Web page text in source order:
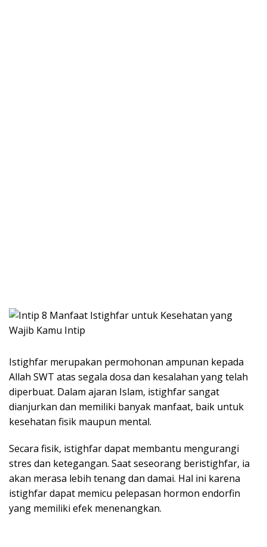
Istighfar merupakan permohonan ampunan kepada
Allah SWT atas segala dosa dan kesalahan yang telah
diperbuat. Dalam ajaran Islam, istighfar sangat
dianjurkan dan memiliki banyak manfaat, baik untuk
kesehatan fisik maupun mental.
Secara fisik, istighfar dapat membantu mengurangi
stres dan ketegangan. Saat seseorang beristighfar, ia
akan merasa lebih tenang dan damai. Hal ini karena
istighfar dapat memicu pelepasan hormon endorfin
yang memiliki efek menenangkan.